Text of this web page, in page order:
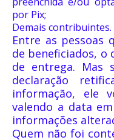
por Pix;
Demais contribuintes.
Entre as pessoas
de beneficiados, o
de entrega. Mas
declaração
informação, ele
valendo a data
informações
Quem não foi